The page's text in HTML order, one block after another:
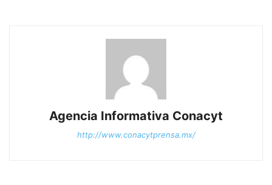
Agencia Informativa Conacyt
http://www.conacytprensa.mx/